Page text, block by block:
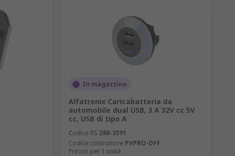
In magazzino
Alfatronix Caricabatteria da
automobile dual USB, 3 A 32V cc 5V
cc, USB di tipo A
Codice RS 288-3591
Codice costruttore PVPRO-DFF
Prezzo per 1 unità